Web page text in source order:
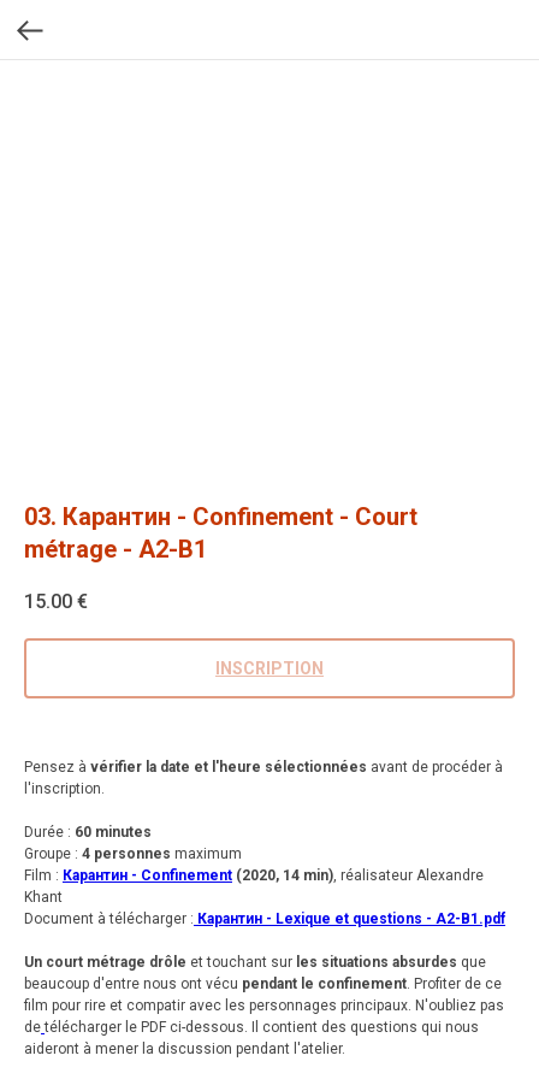
03. Карантин - Confinement - Court
métrage - A2-B1
15.00 €
INSCRIPTION
Pensez à vérifier la date et l'heure sélectionnées avant de procéder à
l'inscription.
Durée : 60 minutes
Groupe : 4 personnes maximum
Film : Карантин - Confinement (2020, 14 min), réalisateur Alexandre
Khant
Document à télécharger : Карантин - Lexique et questions - A2-B1.pdf
Un court métrage drôle et touchant sur les situations absurdes que
beaucoup d'entre nous ont vécu pendant le confinement. Profiter de ce
film pour rire et compatir avec les personnages principaux. N'oubliez pas
de télécharger le PDF ci-dessous. Il contient des questions qui nous
aideront à mener la discussion pendant l'atelier.